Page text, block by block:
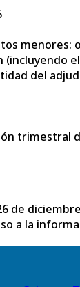
menores:
(incluyendo
del
trimestral
de
a la